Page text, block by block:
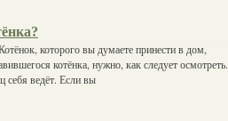
которого вы думаете принести в дом,
котёнка, нужно, как следует осмотреть.
себя ведёт. Если вы